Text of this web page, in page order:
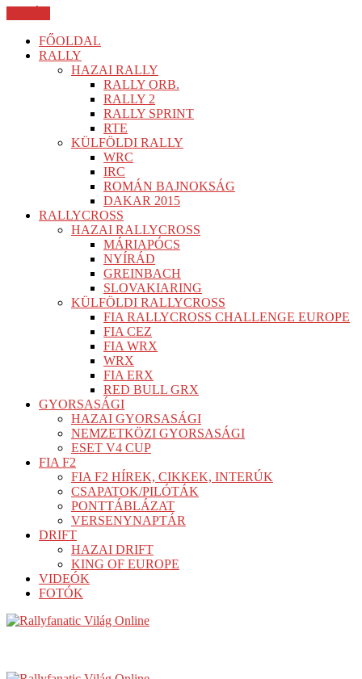
FŐOLDAL
RALLY
HAZAI RALLY
RALLY ORB.
RALLY 2
RALLY SPRINT
RTE
KÜLFÖLDI RALLY
WRC
IRC
ROMÁN BAJNOKSÁG
DAKAR 2015
RALLYCROSS
HAZAI RALLYCROSS
MÁRIAPÓCS
NYÍRÁD
GREINBACH
SLOVAKIARING
KÜLFÖLDI RALLYCROSS
FIA RALLYCROSS CHALLENGE EUROPE
FIA CEZ
FIA WRX
WRX
FIA ERX
RED BULL GRX
GYORSASÁGI
HAZAI GYORSASÁGI
NEMZETKÖZI GYORSASÁGI
ESET V4 CUP
FIA F2
FIA F2 HÍREK, CIKKEK, INTERÚK
CSAPATOK/PILÓTÁK
PONTTÁBLÁZAT
VERSENYNAPTÁR
DRIFT
HAZAI DRIFT
KING OF EUROPE
VIDEÓK
FOTÓK